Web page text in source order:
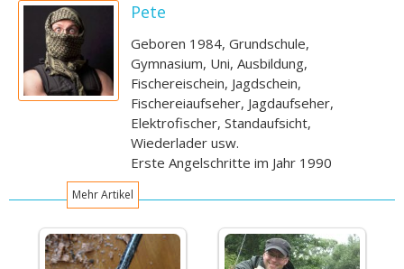
Pete
Geboren 1984, Grundschule,
Gymnasium, Uni, Ausbildung,
Fischereischein, Jagdschein,
Fischereiaufseher, Jagdaufseher,
Elektrofischer, Standaufsicht,
Wiederlader usw.
Erste Angelschritte im Jahr 1990
Mehr Artikel